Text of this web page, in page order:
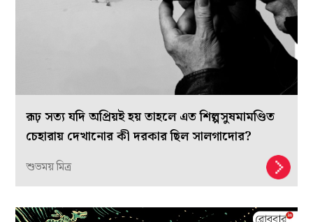
রূঢ় সত্য যদি অপ্রিয়ই হয় তাহলে এত শিল্পসুষমামণ্ডিত
চেহারায় দেখানোর কী দরকার ছিল সালগাদোর?
শুভময় মিত্র